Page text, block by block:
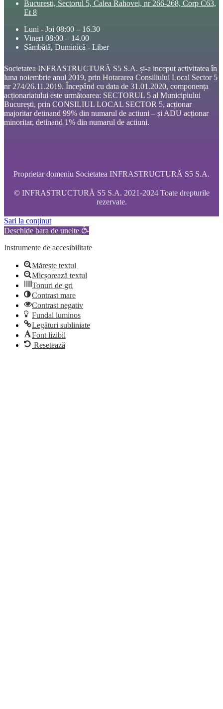
Bucuresti, Sectorul 5, Calea Rahovei, nr 266-268, Corp C63,
Et 8
Luni - Joi 08:00 – 16.30
Vineri 08:00 – 14.00
Sâmbătă, Duminică - Liber
Societatea INFRASTRUCTURĂ S5 S.A. și-a inceput activitatea în
luna noiembrie anul 2019, prin Hotararea Consiliului Local Sector 5
nr 274/26.11.2019. Începând cu data de 31.01.2020, componența
acționariatului este următoarea: SECTORUL 5 al Municipiului
București, prin CONSILIUL LOCAL SECTOR 5, acționar
majoritar detinand 99% din numarul de actiuni – și ADU acționar
minoritar, detinand 1% din numarul de actiuni.
Proprietar domeniu Societatea INFRASTRUCTURĂ S5 S.A.
© INFRASTRUCTURĂ S5 S.A. 2021-2024 Toate drepturile
rezervate.
Sari la conținut
Deschide bara de unelte
Instrumente de accesibilitate
Mărește textul
Micșorează textul
Tonuri de gri
Contrast mare
Contrast negativ
Fundal luminos
Legături subliniate
Font lizibil
Resetează